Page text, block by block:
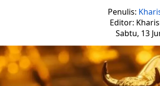
Penulis:
Editor:
Sabtu, 13